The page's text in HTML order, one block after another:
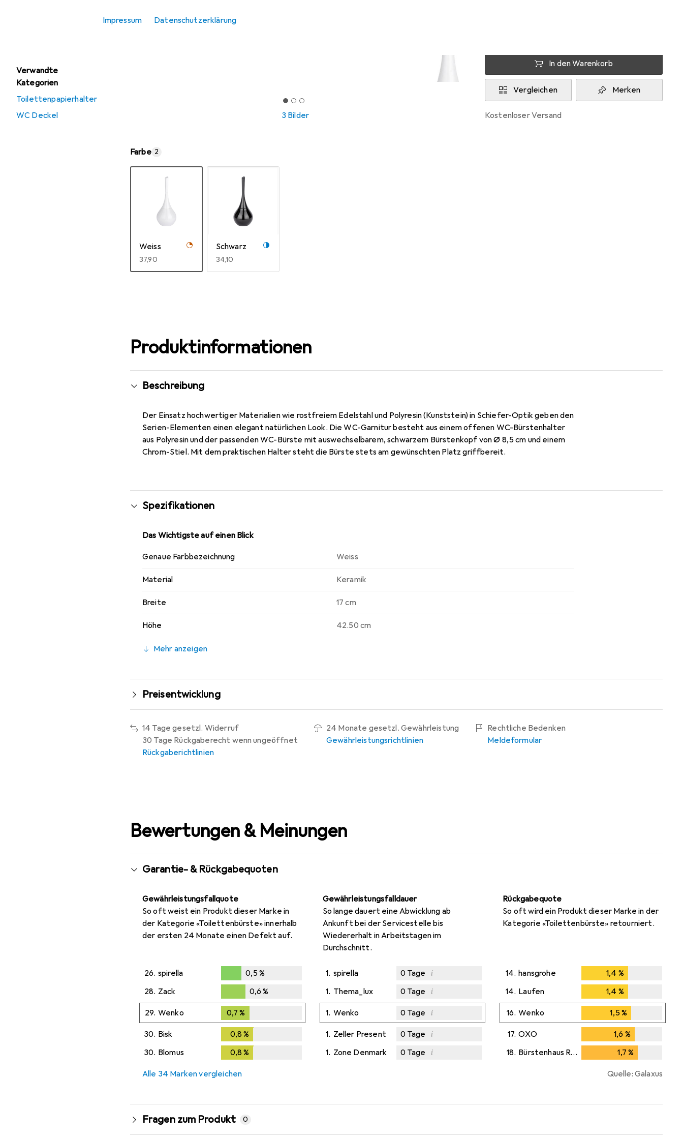
Impressum Datenschutzerklärung
Verwandte
Kategorien
Toilettenpapierhalter
WC Deckel
3 Bilder
In den Warenkorb
Vergleichen Merken
kostenloser Versand
Farbe 2
Weiss
EUR
37,90
Schwarz
EUR
34,10
Produktinformationen
Beschreibung
Der Einsatz hochwertiger Materialien wie rostfreiem Edelstahl und Polyresin (Kunststein) in Schiefer-Optik geben den
Serien-Elementen einen elegant natürlichen Look. Die WC-Garnitur besteht aus einem offenen WC-Bürstenhalter
aus Polyresin und der passenden WC-Bürste mit auswechselbarem, schwarzem Bürstenkopf von Ø 8,5 cm und einem
Chrom-Stiel. Mit dem praktischen Halter steht die Bürste stets am gewünschten Platz griffbereit.
Spezifikationen
Das Wichtigste auf einen Blick
Genaue Farbbezeichnung Weiss
Material Keramik
Breite 17 cm
Höhe 42.50 cm
Mehr anzeigen
Preisentwicklung
14 Tage gesetzl. Widerruf
30 Tage Rückgaberecht wenn ungeöffnet
Rückgaberichtlinien
24 Monate gesetzl. Gewährleistung
Gewährleistungsrichtlinien
Rechtliche Bedenken
Meldeformular
Bewertungen & Meinungen
Garantie- & Rückgabequoten
Gewährleistungsfallquote
So oft weist ein Produkt dieser Marke in
der Kategorie «Toilettenbürste» innerhalb
der ersten 24 Monate einen Defekt auf.
26. spirella
0,5%
0,5%
28. Zack
0,6%
0,6%
29. Wenko 0,7 %
30. Bisk 0,8 %
30. Blomus 0,8 %
Gewährleistungsfalldauer
So lange dauert eine Abwicklung ab
Ankunft bei der Servicestelle bis
Wiedererhalt in Arbeitstagen im
Durchschnitt.
1. spirella 0Tage i
1. Thema_lux 0Tage i
1. Wenko 0Tage i
1. Zeller Present 0Tage i
1. Zone Denmark 0Tage i
Rückgabequote
So oft wird ein Produkt dieser Marke in der
Kategorie «Toilettenbürste» retourniert.
14. hansgrohe 1,4 %
14. Laufen 1,4 %
16. Wenko 1,5%
17. OXO 1,6 %
18.
Bürstenhaus Redecker 1,7 %
Alle 34 Marken vergleichen Quelle: Galaxus
Fragen zum Produkt 0